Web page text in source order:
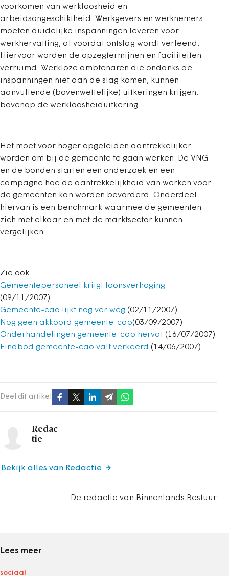
voorkomen van werkloosheid en
arbeidsongeschiktheid. Werkgevers en werknemers
moeten duidelijke inspanningen leveren voor
werkhervatting, al voordat ontslag wordt verleend.
Hiervoor worden de opzegtermijnen en faciliteiten
verruimd. Werkloze ambtenaren die ondanks de
inspanningen niet aan de slag komen, kunnen
aanvullende (bovenwettelijke) uitkeringen krijgen,
bovenop de werkloosheiduitkering.
Het moet voor hoger opgeleiden aantrekkelijker
worden om bij de gemeente te gaan werken. De VNG
en de bonden starten een onderzoek en een
campagne hoe de aantrekkelijkheid van werken voor
de gemeenten kan worden bevorderd. Onderdeel
hiervan is een benchmark waarmee de gemeenten
zich met elkaar en met de marktsector kunnen
vergelijken.
Zie ook:
Gemeentepersoneel krijgt loonsverhoging
(09/11/2007)
Gemeente-cao lijkt nog ver weg (02/11/2007)
Nog geen akkoord gemeente-cao(03/09/2007)
Onderhandelingen gemeente-cao hervat (16/07/2007)
Eindbod gemeente-cao valt verkeerd (14/06/2007)
Deel dit artikel
Redac
tie
De redactie van Binnenlands Bestuur
Bekijk alles van Redactie
Lees meer
sociaal